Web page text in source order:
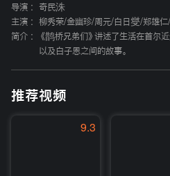
导演 :
奇民洙
主演 :
柳秀荣/金幽珍/周元/白日燮/郑雄仁/
简介 :
《鹊桥兄弟们》讲述了生活在首尔
以及白子恩之间的故事。
推荐视频
9.3